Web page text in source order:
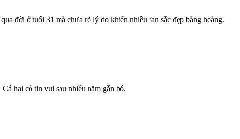
đời ở tuổi 31 mà chưa rõ lý do khiến nhiều fan sắc đẹp bàng hoàng.
hai có tin vui sau nhiều năm gắn bó.